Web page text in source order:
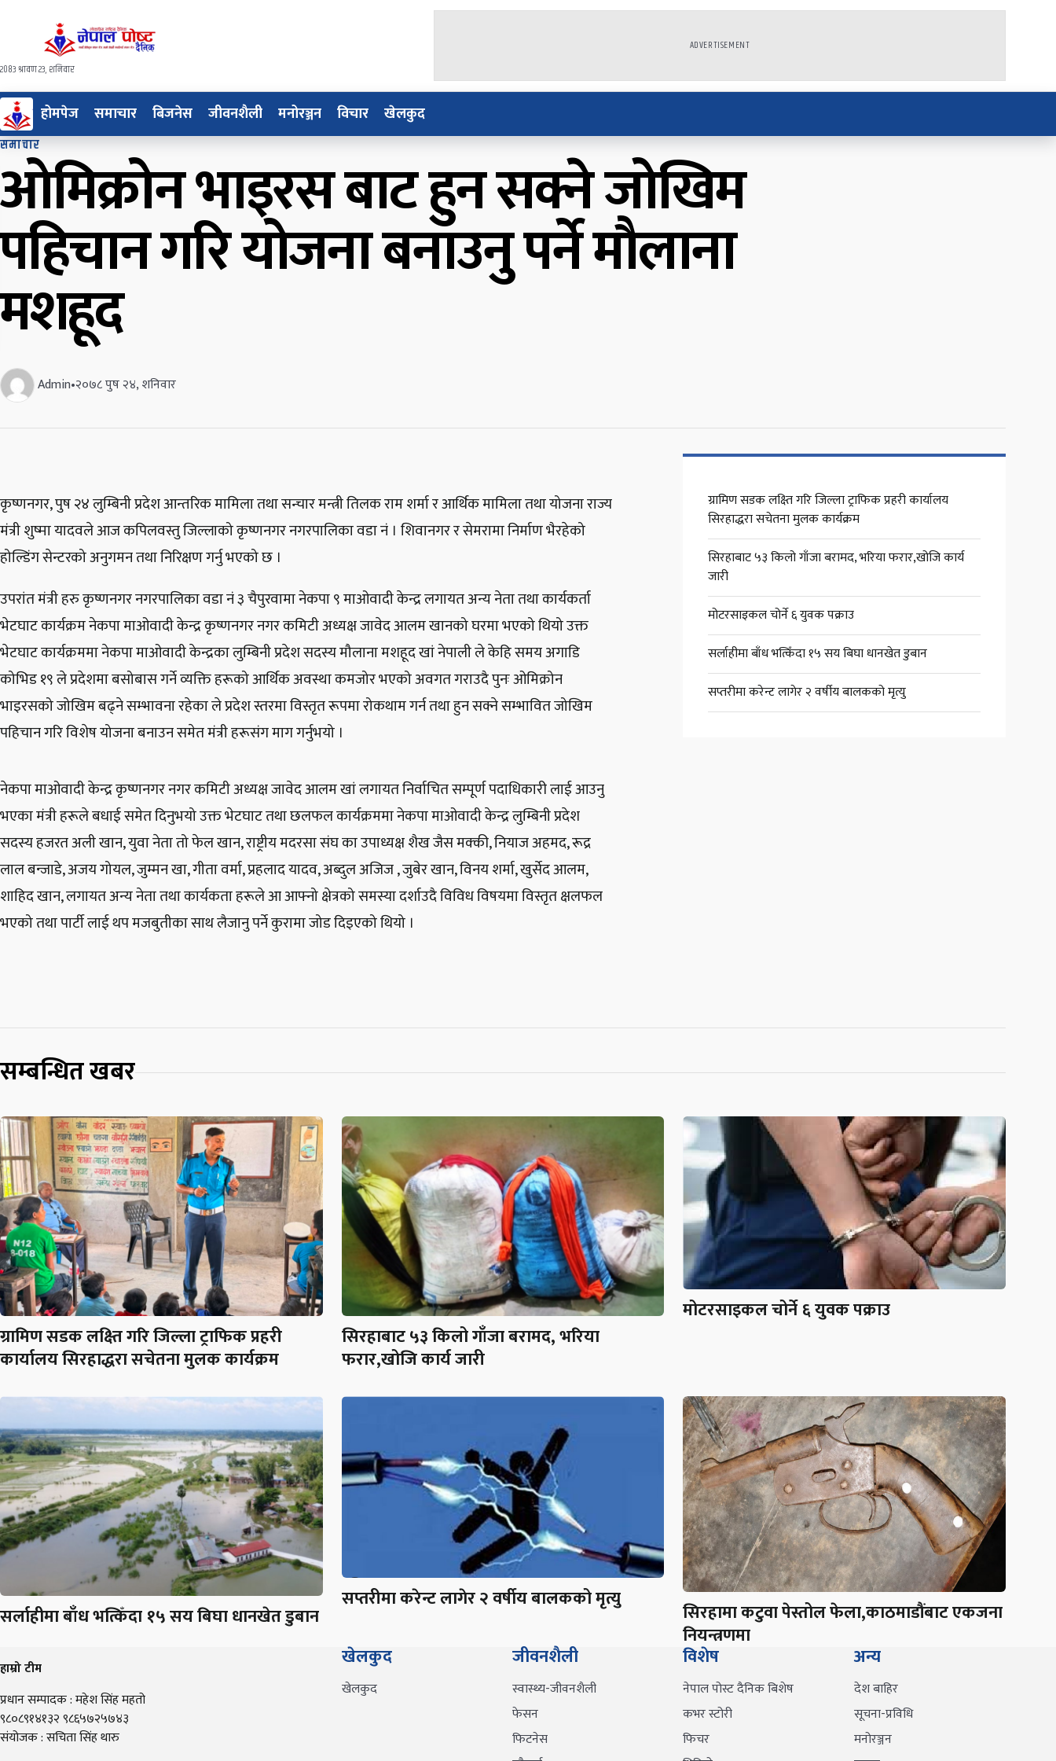
२०८३ श्रावण २३, शनिवार
ADVERTISEMENT
होमपेज समाचार बिजनेस जीवनशैली मनोरञ्जन विचार खेलकुद
समाचार
ओमिक्रोन भाइरस बाट हुन सक्ने जोखिम
पहिचान गरि योजना बनाउनु पर्ने मौलाना
मशहूद
Admin•२०७८ पुष २४, शनिवार
कृष्णनगर, पुष २४ लुम्बिनी प्रदेश आन्तरिक मामिला तथा सन्चार मन्त्री तिलक राम शर्मा र आर्थिक मामिला तथा योजना राज्य
मंत्री शुष्मा यादवले आज कपिलवस्तु जिल्लाको कृष्णनगर नगरपालिका वडा नं । शिवानगर र सेमरामा निर्माण भैरहेको
होल्डिंग सेन्टरको अनुगमन तथा निरिक्षण गर्नु भएको छ ।
उपरांत मंत्री हरु कृष्णनगर नगरपालिका वडा नं ३ चैपुरवामा नेकपा ९ माओवादी केन्द्र लगायत अन्य नेता तथा कार्यकर्ता
भेटघाट कार्यक्रम नेकपा माओवादी केन्द्र कृष्णनगर नगर कमिटी अध्यक्ष जावेद आलम खानको घरमा भएको थियो उक्त
भेटघाट कार्यक्रममा नेकपा माओवादी केन्द्रका लुम्बिनी प्रदेश सदस्य मौलाना मशहूद खां नेपाली ले केहि समय अगाडि
कोभिड १९ ले प्रदेशमा बसोबास गर्ने व्यक्ति हरूको आर्थिक अवस्था कमजोर भएको अवगत गराउदै पुनः ओमिक्रोन
भाइरसको जोखिम बढ्ने सम्भावना रहेका ले प्रदेश स्तरमा विस्तृत रूपमा रोकथाम गर्न तथा हुन सक्ने सम्भावित जोखिम
पहिचान गरि विशेष योजना बनाउन समेत मंत्री हरूसंग माग गर्नुभयो ।
नेकपा माओवादी केन्द्र कृष्णनगर नगर कमिटी अध्यक्ष जावेद आलम खां लगायत निर्वाचित सम्पूर्ण पदाधिकारी लाई आउनु
भएका मंत्री हरूले बधाई समेत दिनुभयो उक्त भेटघाट तथा छलफल कार्यक्रममा नेकपा माओवादी केन्द्र लुम्बिनी प्रदेश
सदस्य हजरत अली खान, युवा नेता तो फेल खान, राष्ट्रीय मदरसा संघ का उपाध्यक्ष शैख जैस मक्की, नियाज अहमद, रूद्र
लाल बन्जाडे, अजय गोयल, जुम्मन खा, गीता वर्मा, प्रहलाद यादव, अब्दुल अजिज , जुबेर खान, विनय शर्मा, खुर्सेद आलम,
शाहिद खान, लगायत अन्य नेता तथा कार्यकता हरूले आ आफ्नो क्षेत्रको समस्या दर्शाउदै विविध विषयमा विस्तृत क्षलफल
भएको तथा पार्टी लाई थप मजबुतीका साथ लैजानु पर्ने कुरामा जोड दिइएको थियो ।
ग्रामिण सडक लक्ष्ति गरि जिल्ला ट्राफिक प्रहरी कार्यालय
सिरहाद्धरा सचेतना मुलक कार्यक्रम
सिरहाबाट ५३ किलो गाँजा बरामद, भरिया फरार,खोजि कार्य
जारी
मोटरसाइकल चोर्ने ६ युवक पक्राउ
सर्लाहीमा बाँध भत्किँदा १५ सय बिघा धानखेत डुबान
सप्तरीमा करेन्ट लागेर २ वर्षीय बालकको मृत्यु
सम्बन्धित खबर
ग्रामिण सडक लक्ष्ति गरि जिल्ला ट्राफिक प्रहरी
कार्यालय सिरहाद्धरा सचेतना मुलक कार्यक्रम
सिरहाबाट ५३ किलो गाँजा बरामद, भरिया
फरार,खोजि कार्य जारी
मोटरसाइकल चोर्ने ६ युवक पक्राउ
सर्लाहीमा बाँध भत्किँदा १५ सय बिघा धानखेत डुबान
सप्तरीमा करेन्ट लागेर २ वर्षीय बालकको मृत्यु सिरहामा कटुवा पेस्तोल फेला,काठमाडौंबाट एकजना
नियन्त्रणमा
हाम्रो टीम
प्रधान सम्पादक : महेश सिंह महतो
९८०८९१४१३२ ९८६५७२५७४३
संयोजक : सचिता सिंह थारु
खेलकुद
खेलकुद
जीवनशैली
स्वास्थ्य-जीवनशैली
फेसन
फिटनेस
विशेष
नेपाल पोस्ट दैनिक बिशेष
कभर स्टोरी
फिचर
अन्य
देश बाहिर
सूचना-प्रविधि
मनोरञ्जन